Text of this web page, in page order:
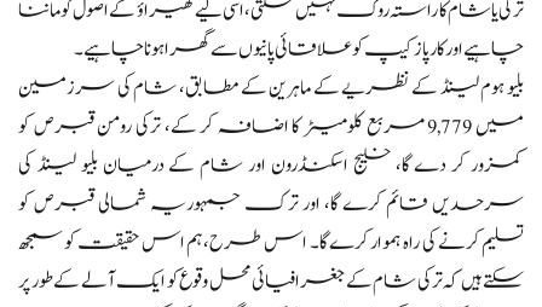
ترکی یا شام کا راستہ روک نہیں سکتی، اسی لیے گھیراؤ کے اصول کو ماننا
چاہیے اور کارپاز کیپ کو علاقائی پانیوں سے گھرا ہونا چاہیے۔
بلیو ہوم لینڈ کے نظریے کے ماہرین کے مطابق، شام کی سرزمین
میں 9,779 مربع کلومیٹر کا اضافہ کر کے، ترکی رومن قبرص کو
کمزور کر دے گا، خلیج اسکنڈرون اور شام کے درمیان بلیو لینڈ کی
سرحدیں قائم کرے گا، اور ترک جمہوریہ شمالی قبرص کو
تسلیم کرنے کی راہ ہموار کرے گا۔ اس طرح، ہم اس حقیقت کو سمجھ
سکتے ہیں کہ ترکی شام کے جغرافیائی محل وقوع کو ایک آلے کے طور پر